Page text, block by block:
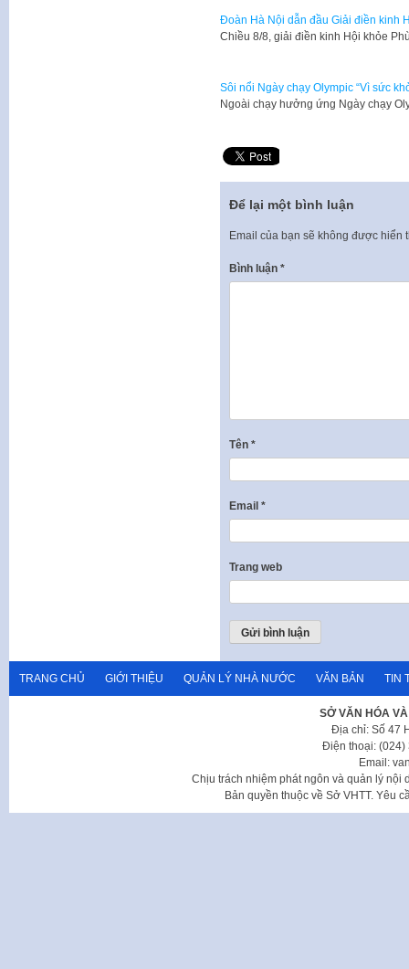
Đoàn Hà Nội dẫn đầu Giải điền kinh
Chiều 8/8, giải điền kinh Hội khỏe
Sôi nổi Ngày chạy Olympic “Vì sức
Ngoài chạy hưởng ứng Ngày chạy
Để lại một bình luận
Email của bạn sẽ không được hiển
Bình luận *
Tên *
Email *
Trang web
TRANG CHỦ GIỚI THIỆU QUẢN LÝ NHÀ NƯỚC VĂN BẢN TIN
SỞ VĂN HÓA
Địa chỉ: Số 47
Điện thoại: (024)
Email:
Chịu trách nhiệm phát ngôn và quản lý nội
Bản quyền thuộc về Sở VHTT. Yêu